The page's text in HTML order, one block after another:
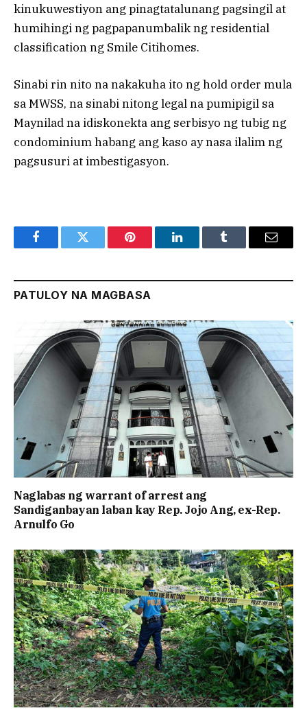
kinukuwestiyon ang pinagtatalunang pagsingil at
humihingi ng pagpapanumbalik ng residential
classification ng Smile Citihomes.
Sinabi rin nito na nakakuha ito ng hold order mula
sa MWSS, na sinabi nitong legal na pumipigil sa
Maynilad na idiskonekta ang serbisyo ng tubig ng
condominium habang ang kaso ay nasa ilalim ng
pagsusuri at imbestigasyon.
FacebookTwitter Pinterest LinkedInTumblr Email
PATULOY NA MAGBASA
Naglabas ng warrant of arrest ang
Sandiganbayan laban kay Rep. Jojo Ang, ex-Rep.
Arnulfo Go